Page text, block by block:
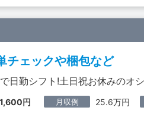
チェックや梱包など
日勤シフト!土日祝お休みのオ
1,600円 月収例 25.6万円